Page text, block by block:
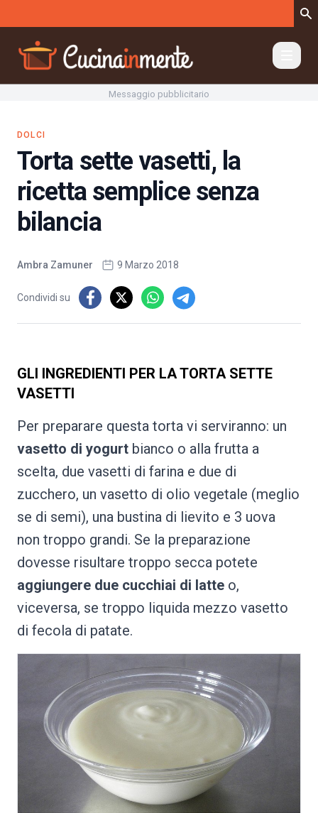
Messaggio pubblicitario
DOLCI
Torta sette vasetti, la
ricetta semplice senza
bilancia
Ambra Zamuner 9 Marzo 2018
Condividi su
GLI INGREDIENTI PER LA TORTA SETTE
VASETTI
Per preparare questa torta vi serviranno: un
vasetto di yogurt bianco o alla frutta a
scelta, due vasetti di farina e due di
zucchero, un vasetto di olio vegetale (meglio
se di semi), una bustina di lievito e 3 uova
non troppo grandi. Se la preparazione
dovesse risultare troppo secca potete
aggiungere due cucchiai di latte o,
viceversa, se troppo liquida mezzo vasetto
di fecola di patate.